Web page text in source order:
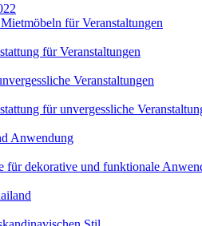
für Veranstaltungen
für Veranstaltungen
Veranstaltungen
für unvergessliche
Anwendung
für dekorative und funktionale